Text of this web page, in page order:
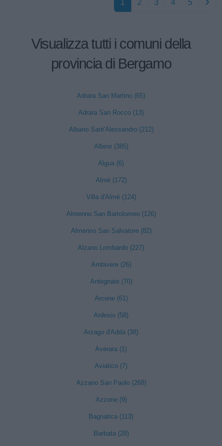
1 2 3 4 5
Visualizza tutti i comuni della
provincia di Bergamo
Adrara San Martino (65)
Adrara San Rocco (13)
Albano Sant'Alessandro (212)
Albino (385)
Algua (6)
Almè (172)
Villa d'Almè (124)
Almenno San Bartolomeo (126)
Almenno San Salvatore (82)
Alzano Lombardo (227)
Ambivere (26)
Antegnate (70)
Arcene (61)
Ardesio (58)
Arzago d'Adda (38)
Averara (1)
Aviatico (7)
Azzano San Paolo (268)
Azzone (9)
Bagnatica (113)
Barbata (28)